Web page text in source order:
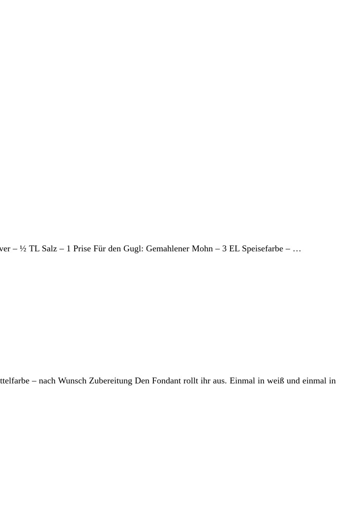
– ½ TL Salz – 1 Prise Für den Gugl: Gemahlener Mohn – 3 EL Speisefarbe – …
– nach Wunsch Zubereitung Den Fondant rollt ihr aus. Einmal in weiß und einmal in